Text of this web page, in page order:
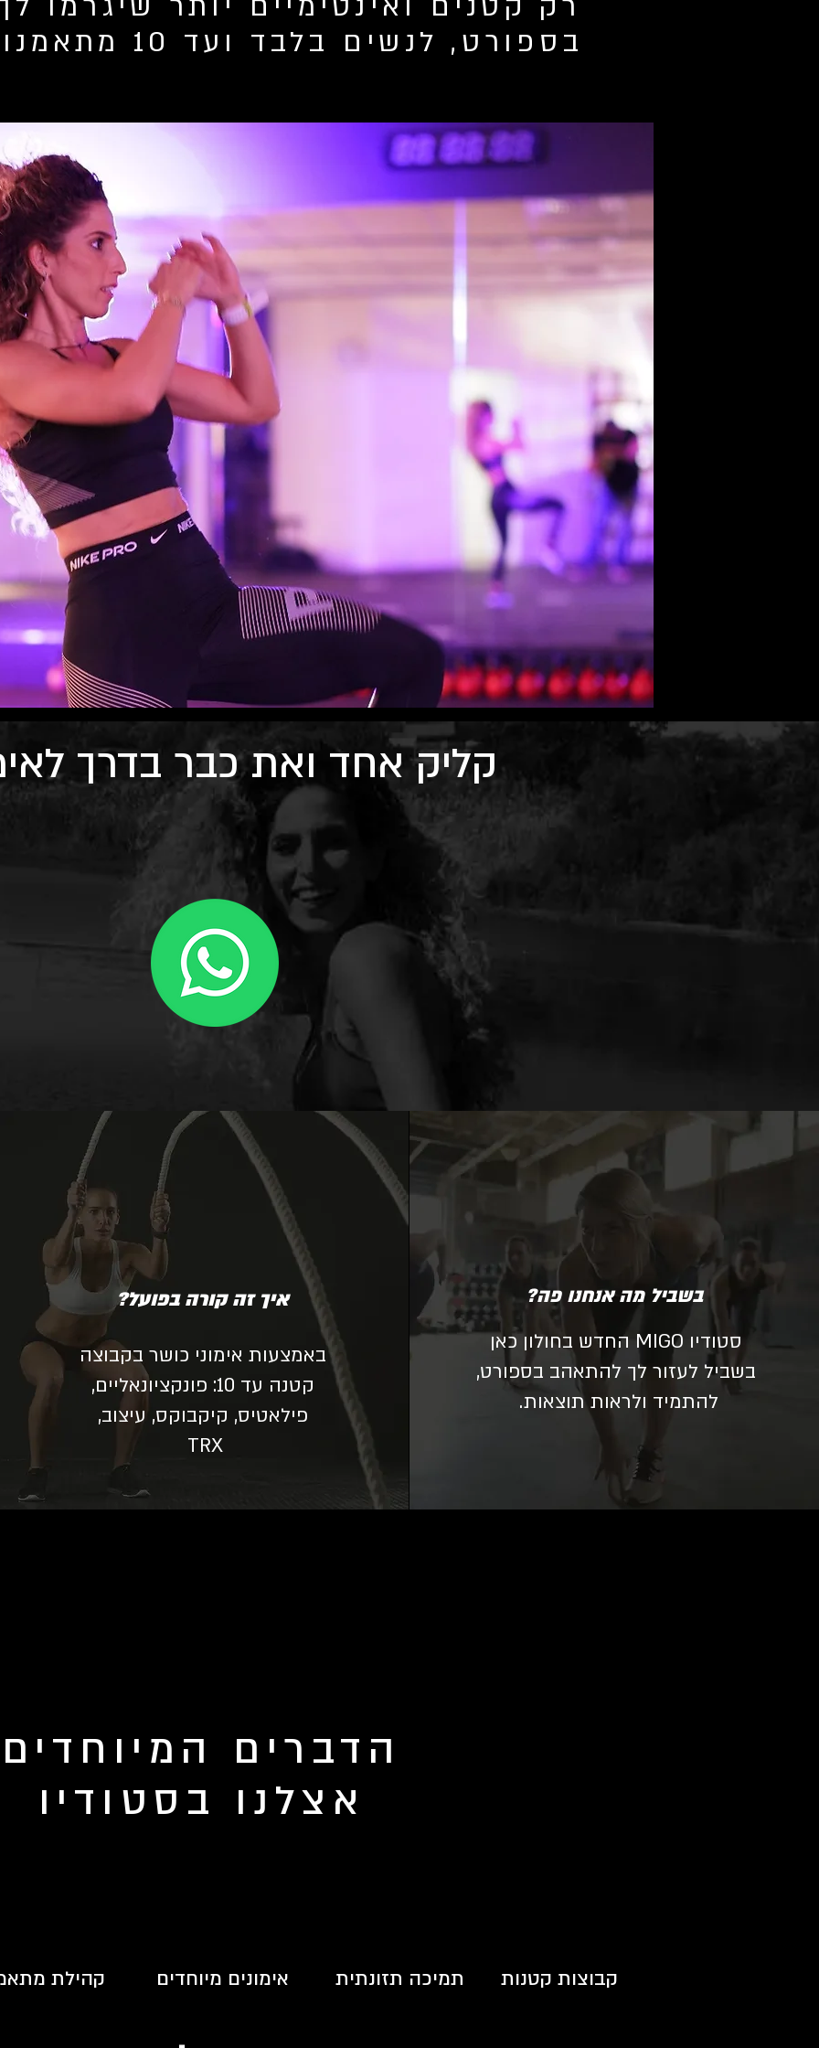
בספורט, לנשים בלבד ועד 10 מתאמנות בכל שיעור!
קליק אחד ואת כבר בדרך
איך זה קורה בפועל?
באמצעות אימוני כושר בקבוצה
קטנה עד 10: פונקציונאליים,
פילאטיס, קיקבוקס, עיצוב,
TRX
בשביל מה אנחנו פה?
סטודיו MIGO החדש בחולון כאן
בשביל לעזור לך להתאהב בספורט,
להתמיד ולראות תוצאות.
הדברים המיוחדים
אצלנו בסטודיו
קבוצות קטנות אימונים מיוחדים תמיכה תזונתית קהילת